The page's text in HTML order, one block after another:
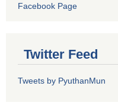
Facebook Page
Twitter Feed
Tweets by PyuthanMun